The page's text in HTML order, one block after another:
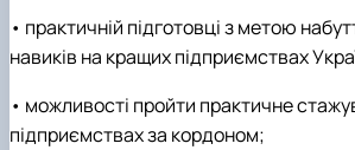
• практичній підготовці з метою
навиків на кращих підприємствах
• можливості пройти практичне
підприємствах за кордоном;